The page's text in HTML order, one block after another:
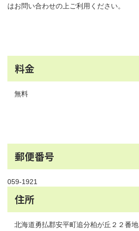
はお問い合わせの上ご利用ください。
料金
無料
郵便番号
059-1921
住所
北海道勇払郡安平町追分柏が丘２２番地